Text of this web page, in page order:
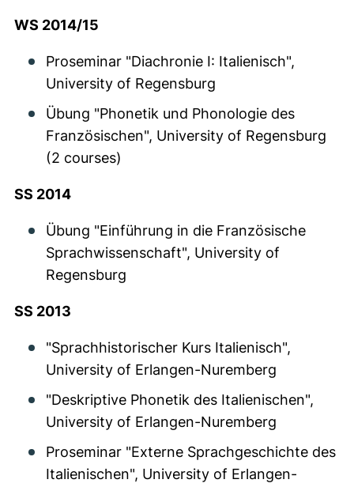
WS 2014/15
Proseminar "Diachronie I: Italienisch",
University of Regensburg
Übung "Phonetik und Phonologie des
Französischen", University of Regensburg
(2 courses)
SS 2014
Übung "Einführung in die Französische
Sprachwissenschaft", University of
Regensburg
SS 2013
"Sprachhistorischer Kurs Italienisch",
University of Erlangen-Nuremberg
"Deskriptive Phonetik des Italienischen",
University of Erlangen-Nuremberg
Proseminar "Externe Sprachgeschichte des
Italienischen", University of Erlangen-